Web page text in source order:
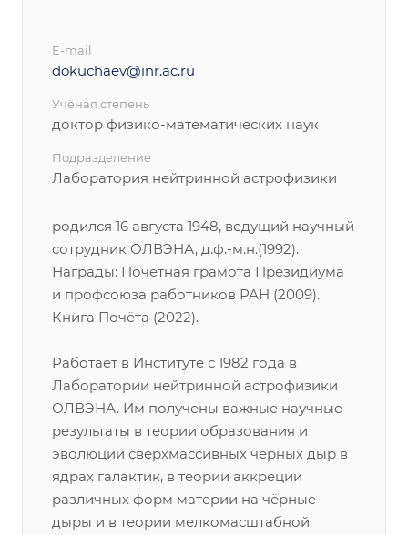
E-mail
dokuchaev@inr.ac.ru
Учёная степень
доктор физико-математических наук
Подразделение
Лаборатория нейтринной астрофизики
родился 16 августа 1948, ведущий научный
сотрудник ОЛВЭНА, д.ф.-м.н.(1992).
Награды: Почётная грамота Президиума
и профсоюза работников РАН (2009).
Книга Почёта (2022).
Работает в Институте с 1982 года в
Лаборатории нейтринной астрофизики
ОЛВЭНА. Им получены важные научные
результаты в теории образования и
эволюции сверхмассивных чёрных дыр в
ядрах галактик, в теории аккреции
различных форм материи на чёрные
дыры и в теории мелкомасштабной